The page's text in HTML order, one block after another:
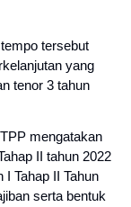
tersebut
yang
tenor 3 tahun
mengatakan
II tahun 2022
Tahap II Tahun
serta bentuk